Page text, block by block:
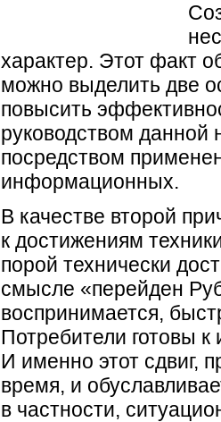
характер. Этот факт
можно выделить две
повысить
руководством данной
посредством
информационных.
В качестве второй
к достижениям
порой технически
смысле «перейден
воспринимается,
Потребители готовы
И именно этот сдвиг,
время, и
в частности,